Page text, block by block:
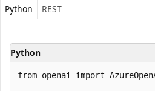
Python REST
Python
from openai import